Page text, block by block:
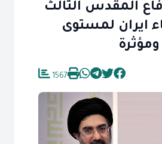
المقدس الثالث
ايران لمستوى
1567